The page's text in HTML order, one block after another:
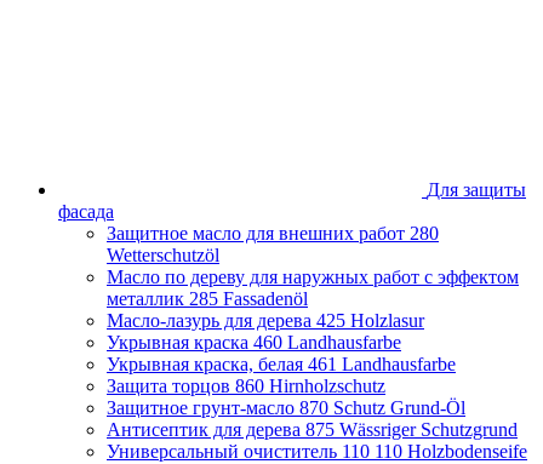
Калининградская область
Калужская область
Кировская область
Краснодарский край
Красноярский край
Липецкая область
Москва и Московская область
Нижегородская область
Новосибирская область
Оренбургская область
Пензенская облась
Пермский край
Приморский край
Для защиты
фасада
Защитное масло для внешних работ 280
Wetterschutzöl
Масло по дереву для наружных работ с эффектом
металлик 285 Fassadenöl
Масло-лазурь для дерева 425 Holzlasur
Укрывная краска 460 Landhausfarbe
Укрывная краска, белая 461 Landhausfarbe
Защита торцов 860 Hirnholzschutz
Защитное грунт-масло 870 Schutz Grund-Öl
Антисептик для дерева 875 Wässriger Schutzgrund
Универсальный очиститель 110 110 Holzbodenseife